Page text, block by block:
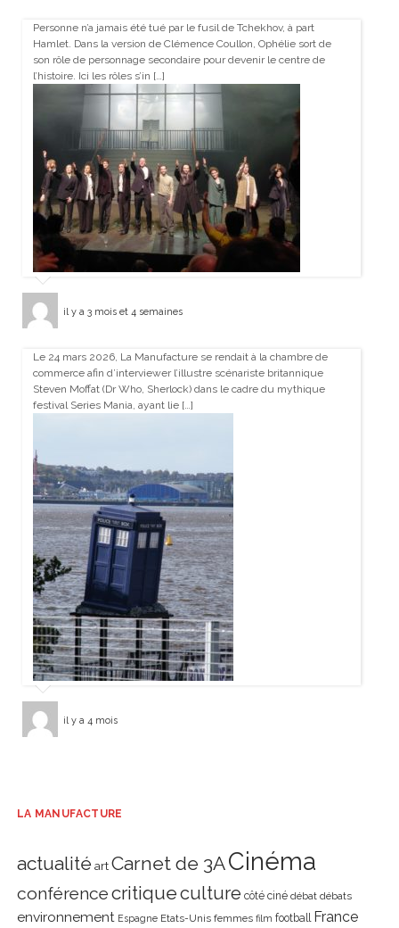
Personne n’a jamais été tué par le fusil de Tchekhov, à part
Hamlet. Dans la version de Clémence Coullon, Ophélie sort de
son rôle de personnage secondaire pour devenir le centre de
l’histoire. Ici les rôles s’in […]
il y a 3 mois et 4 semaines
Le 24 mars 2026, La Manufacture se rendait à la chambre de
commerce afin d’interviewer l’illustre scénariste britannique
Steven Moffat (Dr Who, Sherlock) dans le cadre du mythique
festival Series Mania, ayant lie […]
il y a 4 mois
LA MANUFACTURE
actualité art Carnet de 3ACinéma
conférencecritiqueculture côté ciné débat débats
environnement Espagne Etats-Unis femmes film football France